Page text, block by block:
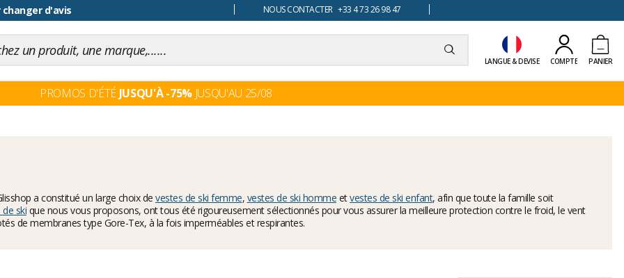
changer d'avis NOUS CONTACTER +33 4 73 26 98 47
LANGUE & DEVISE COMPTE PANIER
PROMOS D'ÉTÉ JUSQU'À -75%JUSQU'AU 25/08
a constitué un large choix de vestes de ski femme, vestes de ski homme etvestes de ski enfant, afin que toute la famille soit
ski que nous vous proposons, ont tous été rigoureusement sélectionnés pour vous assurer la meilleure protection contre le froid, le vent
de membranes type Gore-Tex, à la fois imperméables et respirantes.